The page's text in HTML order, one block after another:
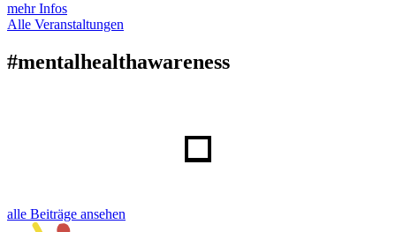
mehr Infos
Alle Veranstaltungen
#mentalhealthawareness
alle Beiträge ansehen